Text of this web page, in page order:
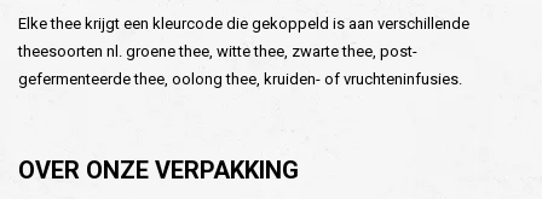
Elke thee krijgt een kleurcode die gekoppeld is aan verschillende
theesoorten nl. groene thee, witte thee, zwarte thee, post-
gefermenteerde thee, oolong thee, kruiden- of vruchteninfusies.
OVER ONZE VERPAKKING